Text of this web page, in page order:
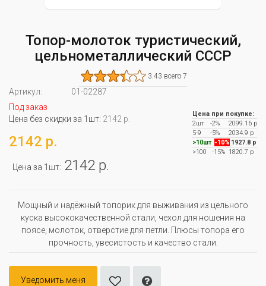
Топор-молоток туристический,
цельнометаллический СССР
3.43 всего 7
Артикул:
01-02287
Под заказ
Цена без скидки за 1шт: 2142 р.
2142 р.
Цена за 1шт: 2142 р.
Цена при покупке:
2шт
-2%
2099.16 р
5-9
-5%
2034.9 р
>10шт -10% 1927.8 р
>100
-15% 1820.7 р
Мощный и надёжный топорик для выживания из цельного
куска высококачественной стали, чехол для ношения на
поясе, молоток, отверстие для петли. Плюсы топора его
прочность, увесистость и качество стали.
Уведомить меня